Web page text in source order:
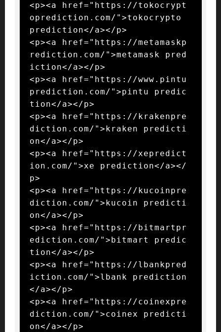
<p><a href="https://tokocrypt
oprediction.com/">tokocrypto
prediction</a></p>
<p><a href="https://metamaskp
rediction.com/">metamask pred
iction</a></p>
<p><a href="https://www.pintu
prediction.com/">pintu predic
tion</a></p>
<p><a href="https://krakenpre
diction.com/">kraken predicti
on</a></p>
<p><a href="https://xepredict
ion.com/">xe prediction</a></
p>
<p><a href="https://kucoinpre
diction.com/">kucoin predicti
on</a></p>
<p><a href="https://bitmartpr
ediction.com/">bitmart predic
tion</a></p>
<p><a href="https://lbankpred
iction.com/">lbank prediction
</a></p>
<p><a href="https://coinexpre
diction.com/">coinex predicti
on</a></p>